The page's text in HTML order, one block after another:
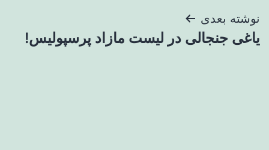
نوشته بعدی
یاغی جنجالی در لیست مازاد پرسپولیس!